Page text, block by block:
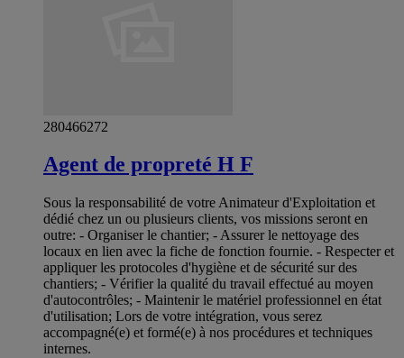
280466272
Agent de propreté H F
Sous la responsabilité de votre Animateur d'Exploitation et
dédié chez un ou plusieurs clients, vos missions seront en
outre: - Organiser le chantier; - Assurer le nettoyage des
locaux en lien avec la fiche de fonction fournie. - Respecter et
appliquer les protocoles d'hygiène et de sécurité sur des
chantiers; - Vérifier la qualité du travail effectué au moyen
d'autocontrôles; - Maintenir le matériel professionnel en état
d'utilisation; Lors de votre intégration, vous serez
accompagné(e) et formé(e) à nos procédures et techniques
internes.